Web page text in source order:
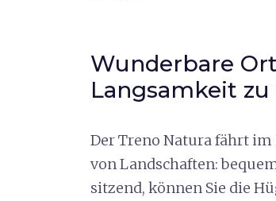
Wunderbare
Langsamkeit
Der Treno Natura fährt im
von Landschaften:
sitzend, können Sie die